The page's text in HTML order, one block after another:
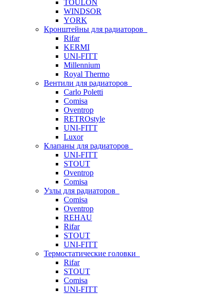
TOULON
WINDSOR
YORK
Кронштейны для радиаторов
Rifar
KERMI
UNI-FITT
Millennium
Royal Thermo
Вентили для радиаторов
Carlo Poletti
Comisa
Oventrop
RETROstyle
UNI-FITT
Luxor
Клапаны для радиаторов
UNI-FITT
STOUT
Oventrop
Comisa
Узлы для радиаторов
Comisa
Oventrop
REHAU
Rifar
STOUT
UNI-FITT
Термостатические головки
Rifar
STOUT
Comisa
UNI-FITT